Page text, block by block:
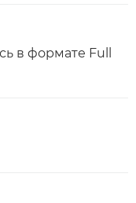
в формате Full